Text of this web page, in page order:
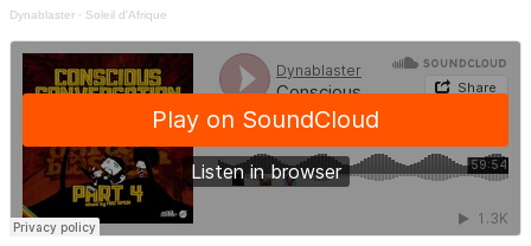
Dynablaster · Soleil d'Afrique